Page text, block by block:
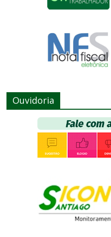
Ouvidoria